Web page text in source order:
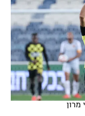
מרון